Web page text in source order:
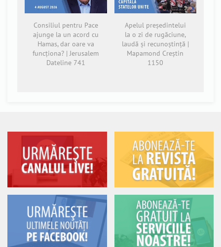
Consiliul pentru Pace
ajunge la un acord cu
Hamas, dar oare va
funcționa? | Jerusalem
Dateline 741
Apelul președintelui
la o zi de rugăciune,
laudă și recunoștință |
Mapamond Creștin
1150